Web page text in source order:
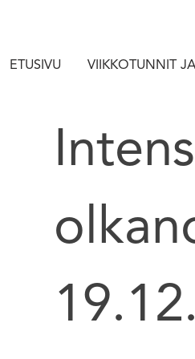
ETUSIVU VIIKKOTUNNIT JA
19.12.